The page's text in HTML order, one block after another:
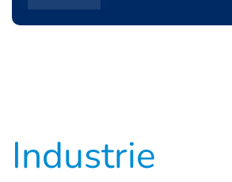
Industrie